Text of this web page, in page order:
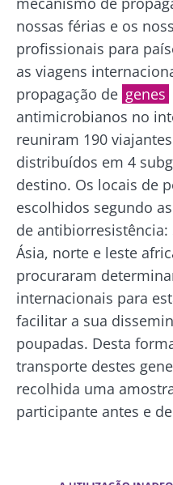
nossas férias e os
profissionais para
as viagens
propagação de genes
antimicrobianos no
reuniram 190
distribuídos em 4
destino. Os locais de
escolhidos segundo
de antibiorresistência:
Ásia, norte e leste
procuraram
internacionais para
facilitar a sua
poupadas. Desta
transporte destes
recolhida uma
participante antes e
Fique
Junte-se à
sobre a microbiota.